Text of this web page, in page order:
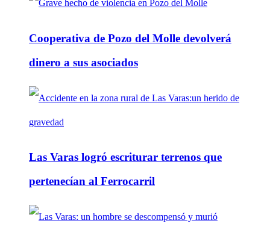
Cooperativa de Pozo del Molle devolverá
dinero a sus asociados
Las Varas logró escriturar terrenos que
pertenecían al Ferrocarril